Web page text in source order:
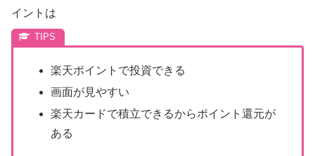
イントは
楽天ポイントで投資できる
画面が見やすい
楽天カードで積立できるからポイント還元が
ある